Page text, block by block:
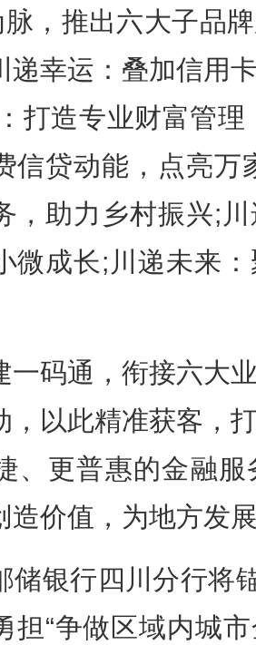
脉，推出六大子品
递幸运：叠加信用
打造专业财富管
信贷动能，点亮万
，助力乡村振兴;
微成长;川递未来
码通，衔接六大业
，以此精准获客，
、更普惠的金融
造价值，为地方发
行四川分行将锚
担“争做区域内城